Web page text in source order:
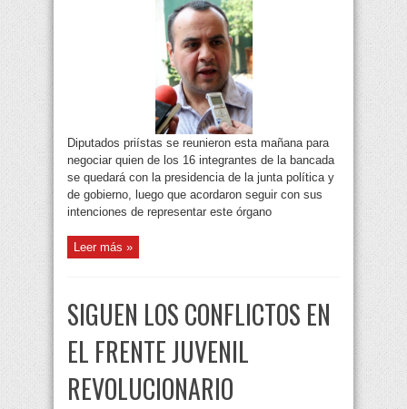
Diputados priístas se reunieron esta mañana para
negociar quien de los 16 integrantes de la bancada
se quedará con la presidencia de la junta política y
de gobierno, luego que acordaron seguir con sus
intenciones de representar este órgano
Leer más »
SIGUEN LOS CONFLICTOS EN
EL FRENTE JUVENIL
REVOLUCIONARIO